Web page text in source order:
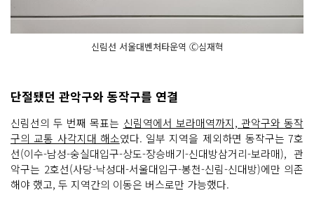
신림선 서울대벤처타운역 Ⓒ심재혁
단절됐던 관악구와 동작구를 연결
신림선의 두 번째 목표는 신림역에서 보라매역까지, 관악구와 동작
구의 교통 사각지대 해소였다. 일부 지역을 제외하면 동작구는 7호
선(이수-남성-숭실대입구-상도-장승배기-신대방삼거리-보라매), 관
악구는 2호선(사당-낙성대-서울대입구-봉천-신림-신대방)에만 의존
해야 했고, 두 지역간의 이동은 버스로만 가능했다.